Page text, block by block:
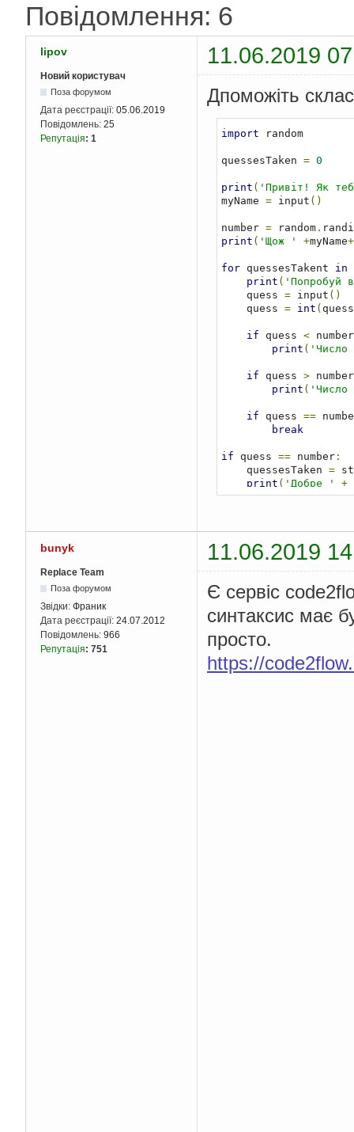
Повідомлення: 6
lipov 11.06.2019
Новий користувач
Поза форумом
Дата реєстрації: 05.06.2019
Повідомлень: 25
Репутація: 1
Дпоможіть
import random
quessesTaken = 0
print ( 'Привіт! Як
myName = input ()
number = random.
print ( 'Щож ' +myName+
for quessesTakent in
print ( 'Попробуй
    quess
= input ()
    quess
= int ( quess
if quess < number
print ( 'Число
if quess > number
print ( 'Число
if quess ==
break
if quess == number:
    quessesTaken
=
print ( 'Добре ' +
bunyk 11.06.2019
Replace Team
Поза форумом
Звідки: Франик
Дата реєстрації: 24.07.2012
Повідомлень: 966
Репутація: 751
Є сервіс
синтаксис має
просто.
https://